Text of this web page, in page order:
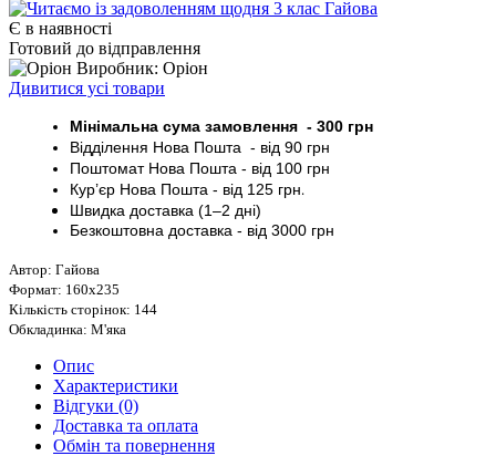
Є в наявності
Готовий до відправлення
Виробник: Оріон
Дивитися усі товари
Мінімальна сума замовлення - 300 грн
Відділення Нова Пошта - від 90 грн
ПоштоматНова Пошта - від 100 грн
Кур’єр Нова Пошта - від 125 грн.
Швидка доставка (1–2 дні)
Безкоштовна доставка - від 3000 грн
Автор: Гайова
Формат: 160х235
Кількість сторінок: 144
Обкладинка: М'яка
Опис
Характеристики
Відгуки (0)
Доставка та оплата
Обмін та повернення